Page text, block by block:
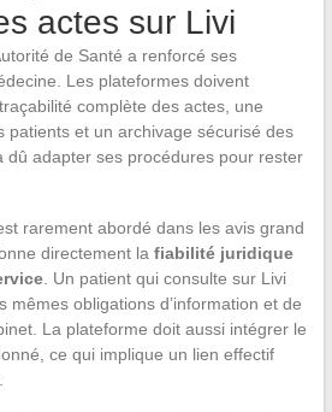
actes sur Livi
de Santé a renforcé ses
Les plateformes doivent
complète des actes, une
patients et un archivage sécurisé des
dû adapter ses procédures pour rester
rarement abordé dans les avis grand
directement la fiabilité juridique
. Un patient qui consulte sur Livi
mêmes obligations d’information et de
La plateforme doit aussi intégrer le
ce qui implique un lien effectif